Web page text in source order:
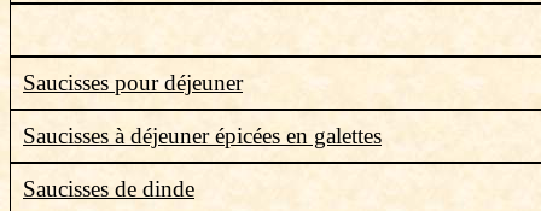
Saucisses pour déjeuner
Saucisses à déjeuner épicées en galettes
Saucisses de dinde